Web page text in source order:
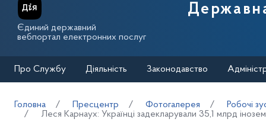
Єдиний державний
вебпортал електронних послуг
Про Службу Діяльність Законодавство
Головна Пресцентр Фотогалерея
Робочі
Леся Карнаух: Українці задекларували 35,1 млрд